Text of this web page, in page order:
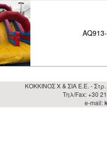
ΚΟΚΚΙΝΟΣ Χ & ΣΙΑ Ε.Ε. -
Τηλ/Fax: +30
e-mail: